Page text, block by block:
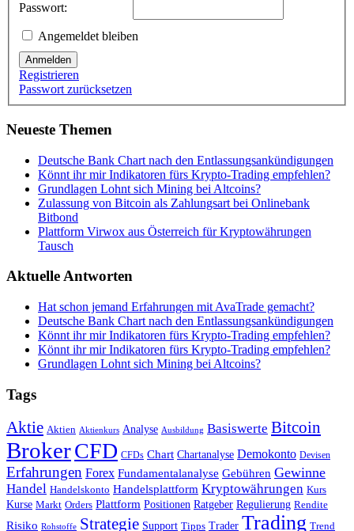
Passwort:
Angemeldet bleiben
Anmelden
Registrieren
Passwort zurücksetzen
Neueste Themen
Deutsche Bank Chart nach den Entlassungsankündigungen
Könnt ihr mir Indikatoren fürs Krypto-Trading empfehlen?
Grundlagen Lohnt sich Mining bei Altcoins?
Zulassung von Bitcoin als Zahlungsart bei Onlinebank
Bitbond
Plattform Virwox aus Österreich für Kryptowährungen
Tausch
Aktuelle Antworten
Hat schon jemand Erfahrungen mit AvaTrade gemacht?
Deutsche Bank Chart nach den Entlassungsankündigungen
Könnt ihr mir Indikatoren fürs Krypto-Trading empfehlen?
Könnt ihr mir Indikatoren fürs Krypto-Trading empfehlen?
Grundlagen Lohnt sich Mining bei Altcoins?
Tags
Aktie Aktien Aktienkurs Analyse Ausbildung Basiswerte Bitcoin
BrokerCFD CFDs Chart Chartanalyse Demokonto Devisen
Erfahrungen Forex Fundamentalanalyse Gebühren Gewinne
Handel Handelskonto Handelsplattform Kryptowährungen Kurs
Kurse Markt Orders Plattform Positionen Ratgeber Regulierung Rendite
Risiko Rohstoffe Strategie Support Tipps Trader Trading Trend